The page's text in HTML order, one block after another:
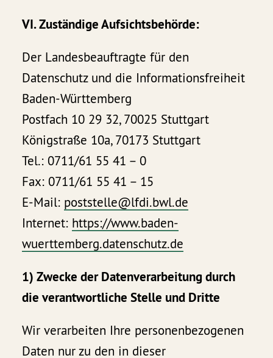
VI. Zuständige Aufsichtsbehörde:
Der Landesbeauftragte für den
Datenschutz und die Informationsfreiheit
Baden-Württemberg
Postfach 10 29 32, 70025 Stuttgart
Königstraße 10a, 70173 Stuttgart
Tel.: 0711/61 55 41 – 0
Fax: 0711/61 55 41 – 15
E-Mail: poststelle@lfdi.bwl.de
Internet: https://www.baden-
wuerttemberg.datenschutz.de
1) Zwecke der Datenverarbeitung durch
die verantwortliche Stelle und Dritte
Wir verarbeiten Ihre personenbezogenen
Daten nur zu den in dieser